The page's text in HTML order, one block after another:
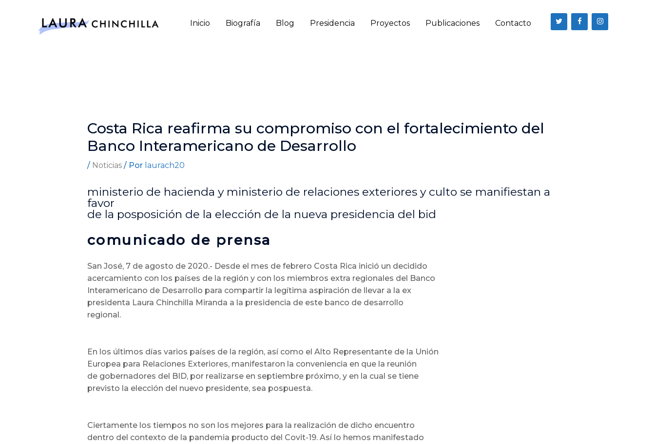
contenido
Inicio Biografía Blog Presidencia Proyectos Publicaciones Contacto
Costa Rica reafirma su compromiso con el fortalecimiento del
Banco Interamericano de Desarrollo
/ Noticias/ Por laurach20
ministerio de hacienda y ministerio de relaciones exteriores y culto se manifiestan a
favor
de la posposición de la elección de la nueva presidencia del bid
comunicado de prensa
San José, 7 de agosto de 2020.- Desde el mes de febrero Costa Rica inició un decidido
acercamiento con los países de la región y con los miembros extra regionales del Banco
Interamericano de Desarrollo para compartir la legítima aspiración de llevar a la ex
presidenta Laura Chinchilla Miranda a la presidencia de este banco de desarrollo
regional.
En los últimos días varios países de la región, así como el Alto Representante de la Unión
Europea para Relaciones Exteriores, manifestaron la conveniencia en que la reunión
de gobernadores del BID, por realizarse en septiembre próximo, y en la cual se tiene
previsto la elección del nuevo presidente, sea pospuesta.
Ciertamente los tiempos no son los mejores para la realización de dicho encuentro
dentro del contexto de la pandemia producto del Covit-19. Así lo hemos manifestado